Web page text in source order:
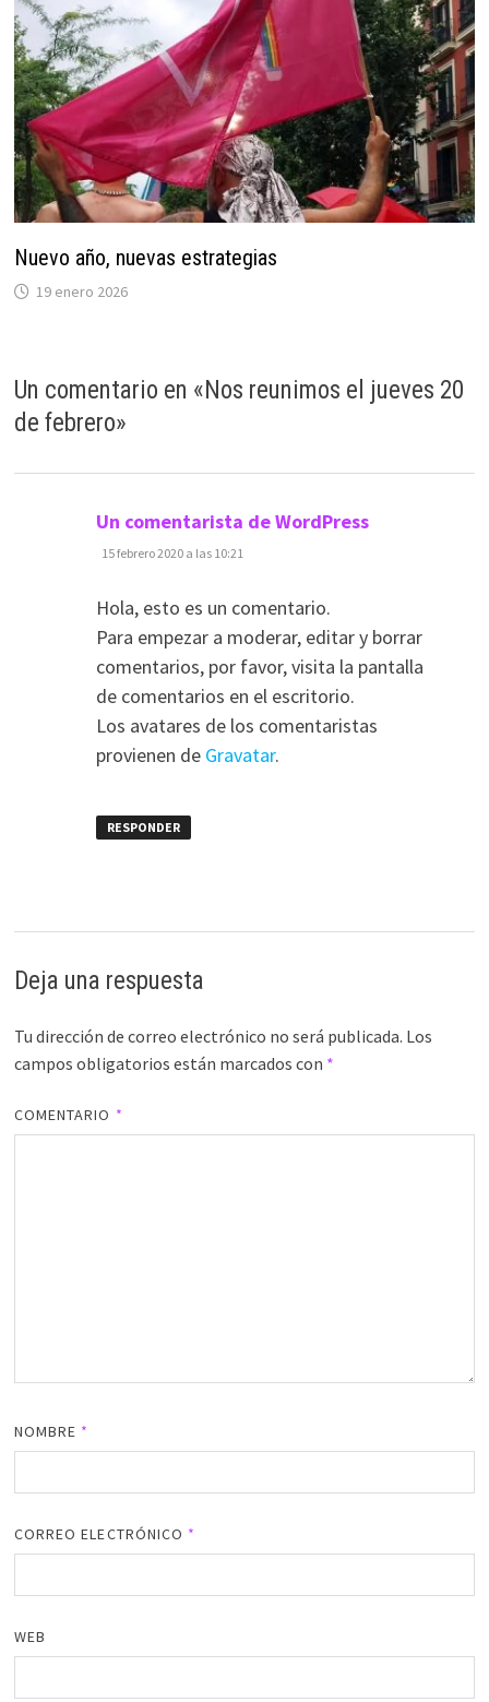
Nuevo año, nuevas estrategias
19 enero 2026
Un comentario en «Nos reunimos el jueves 20
de febrero»
Un comentarista de WordPressdice:
15 febrero 2020 a las 10:21
Hola, esto es un comentario.
Para empezar a moderar, editar y borrar
comentarios, por favor, visita la pantalla
de comentarios en el escritorio.
Los avatares de los comentaristas
provienen de Gravatar.
RESPONDER
Deja una respuesta
Tu dirección de correo electrónico no será publicada. Los
campos obligatorios están marcados con *
COMENTARIO *
NOMBRE *
CORREO ELECTRÓNICO *
WEB